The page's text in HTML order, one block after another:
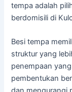
tempa adalah
berdomisili di
Besi tempa
struktur yang
penempaan
pembentukan